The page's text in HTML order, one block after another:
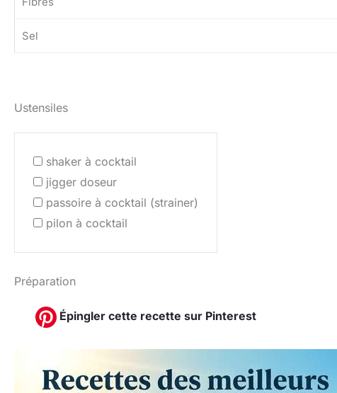
Sel
Ustensiles
shaker à cocktail
jigger doseur
passoire à cocktail (strainer)
pilon à cocktail
Préparation
Épingler cette recette sur Pinterest